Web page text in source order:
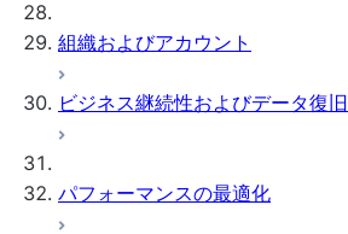
組織およびアカウント
ビジネス継続性およびデータ復旧
パフォーマンスの最適化